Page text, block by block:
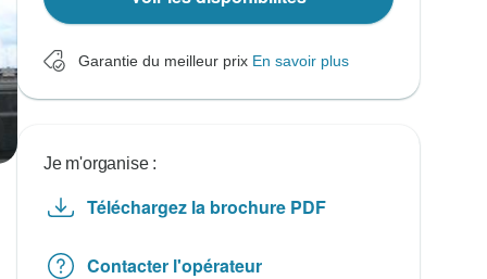
Garantie du meilleur prix En savoir plus
Je m'organise :
Téléchargez la brochure PDF
Contacter l'opérateur